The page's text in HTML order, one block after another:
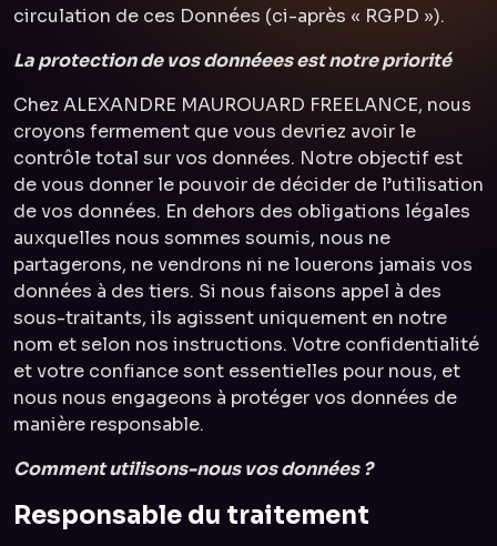
circulation de ces Données (ci-après « RGPD »).
La protection de vos donnéees est notre priorité
Chez ALEXANDRE MAUROUARD FREELANCE, nous
croyons fermement que vous devriez avoir le
contrôle total sur vos données. Notre objectif est
de vous donner le pouvoir de décider de l’utilisation
de vos données. En dehors des obligations légales
auxquelles nous sommes soumis, nous ne
partagerons, ne vendrons ni ne louerons jamais vos
données à des tiers. Si nous faisons appel à des
sous-traitants, ils agissent uniquement en notre
nom et selon nos instructions. Votre confidentialité
et votre confiance sont essentielles pour nous, et
nous nous engageons à protéger vos données de
manière responsable.
Comment utilisons-nous vos données ?
Responsable du traitement